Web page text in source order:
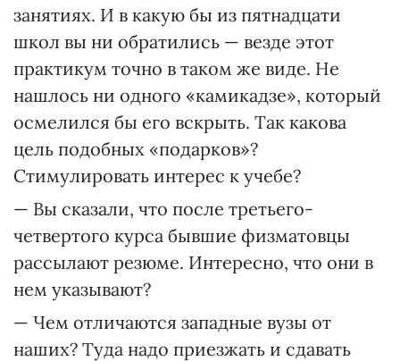
занятиях. И в какую бы из пятнадцати
школ вы ни обратились — везде этот
практикум точно в таком же виде. Не
нашлось ни одного «камикадзе», который
осмелился бы его вскрыть. Так какова
цель подобных «подарков»?
Стимулировать интерес к учебе?
— Вы сказали, что после третьего-
четвертого курса бывшие физматовцы
рассылают резюме. Интересно, что они в
нем указывают?
— Чем отличаются западные вузы от
наших? Туда надо приезжать и сдавать